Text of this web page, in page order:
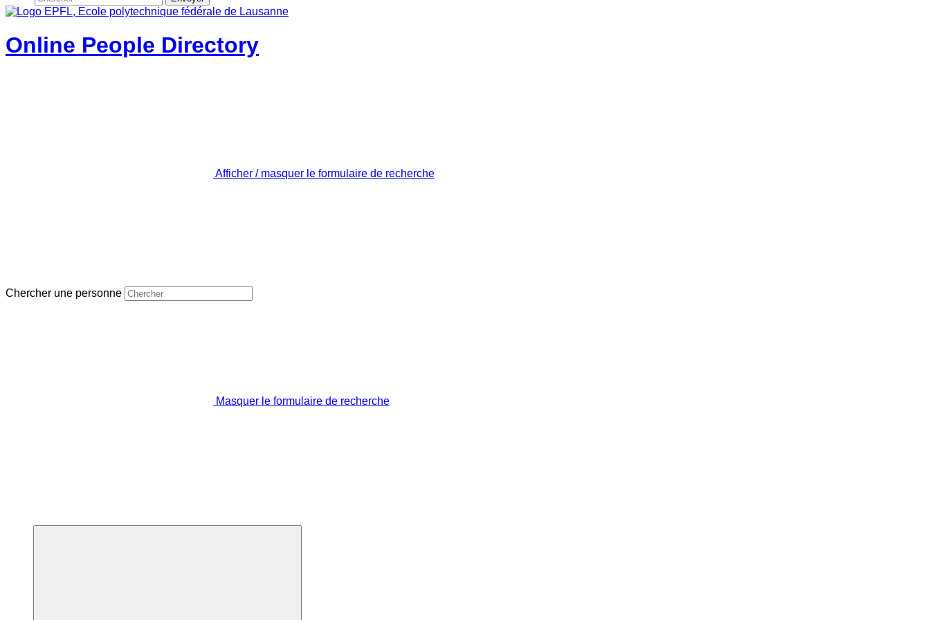
Online People Directory
Afficher / masquer le formulaire de recherche
Chercher une personne
Masquer le formulaire de recherche